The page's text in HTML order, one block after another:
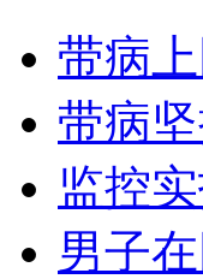
山西运城恶犬咬
女孩北京地铁殴
带病
带病
监控
男子